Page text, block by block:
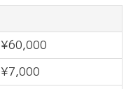
¥60,000
¥7,000